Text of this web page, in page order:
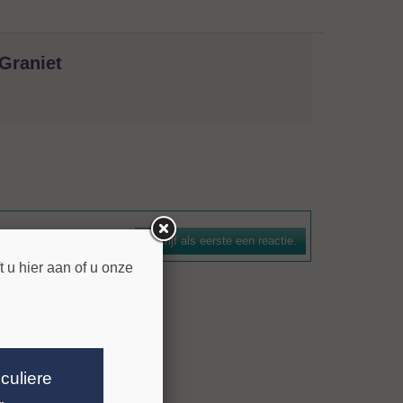
De boorkroon is voorzien van een
spoelwerking. De bezettingshoogte bedraagt 7
voor gangbare machines zijn leverbaar.Schrijf als eerste een reactie.
u hier aan of u onze